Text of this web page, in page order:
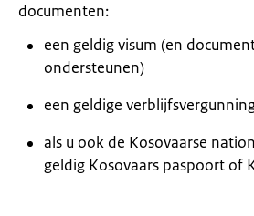
documenten:
een geldig visum (en
ondersteunen)
een geldige
als u ook de Kosovaarse
geldig Kosovaars paspoort of